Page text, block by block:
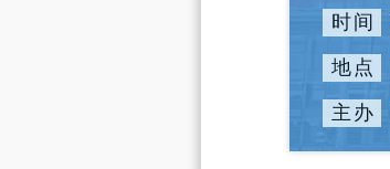
时间
地点
主办